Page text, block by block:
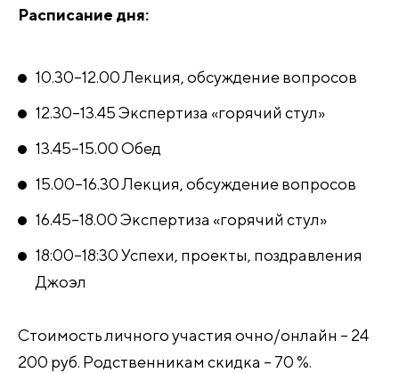
Расписание дня:
10.30–12.00 Лекция, обсуждение вопросов
12.30–13.45 Экспертиза «горячий стул»
13.45–15.00 Обед
15.00–16.30 Лекция, обсуждение вопросов
16.45–18.00 Экспертиза «горячий стул»
18:00–18:30 Успехи, проекты, поздравления
Джоэл
Стоимость личного участия очно/онлайн – 24
200 руб. Родственникам скидка – 70 %.